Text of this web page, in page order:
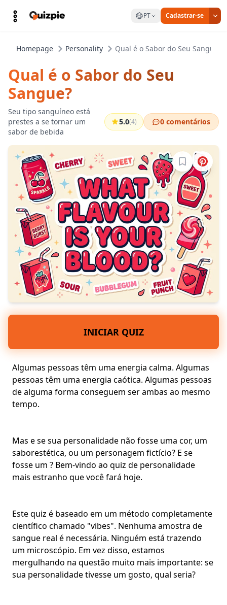
PT Cadastrar-se
Homepage Personality Qual é o Sabor do Seu Sangue?
Qual é o Sabor do Seu
Sangue?
Seu tipo sanguíneo está
prestes a se tornar um
sabor de bebida
5.0(4) 0 comentários
Entre para
INICIAR QUIZ
Algumas pessoas têm uma energia calma. Algumas
pessoas têm uma energia caótica. Algumas pessoas
de alguma forma conseguem ser ambas ao mesmo
tempo.
Mas e se sua personalidade não fosse uma cor, um
saborestética, ou um personagem fictício? E se
fosse um ? Bem-vindo ao quiz de personalidade
mais estranho que você fará hoje.
Este quiz é baseado em um método completamente
científico chamado "vibes". Nenhuma amostra de
sangue real é necessária. Ninguém está trazendo
um microscópio. Em vez disso, estamos
mergulhando na questão muito mais importante: se
sua personalidade tivesse um gosto, qual seria?